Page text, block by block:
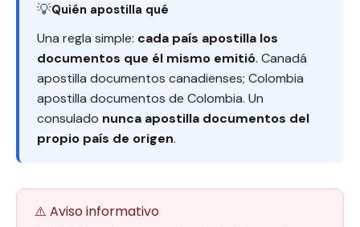
💡Quién apostilla qué
Una regla simple: cada país apostilla los
documentos que él mismo emitió. Canadá
apostilla documentos canadienses; Colombia
apostilla documentos de Colombia. Un
consulado nunca apostilla documentos del
propio país de origen.
⚠️ Aviso informativo